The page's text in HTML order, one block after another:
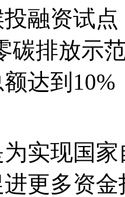
融资试
碳排放示
达到
实现国
更多资